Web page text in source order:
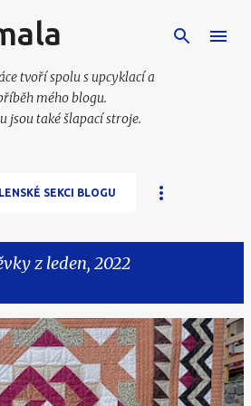
na hlavní obsah
tvoří spolu s upcyklací a
mého blogu.
jsou také šlapací stroje.
SEKCI BLOGU
z leden, 2022